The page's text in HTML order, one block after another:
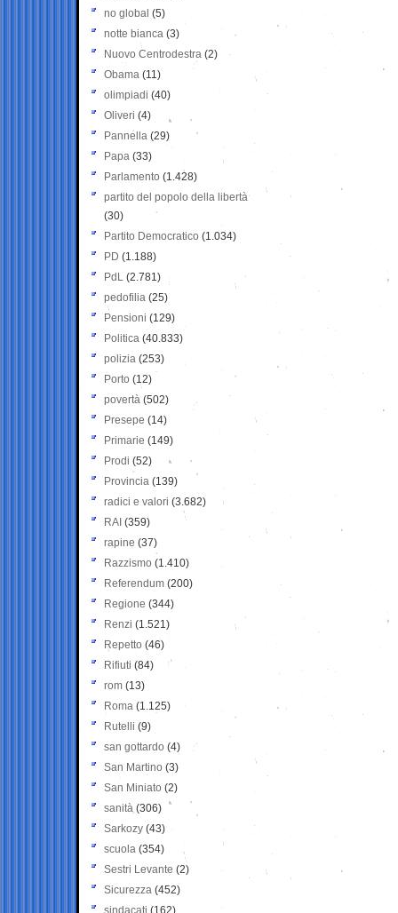
no global (5)
notte bianca (3)
Nuovo Centrodestra (2)
Obama (11)
olimpiadi (40)
Oliveri (4)
Pannella (29)
Papa (33)
Parlamento (1.428)
partito del popolo della libertà
(30)
Partito Democratico (1.034)
PD (1.188)
PdL (2.781)
pedofilia (25)
Pensioni (129)
Politica (40.833)
polizia (253)
Porto (12)
povertà (502)
Presepe (14)
Primarie (149)
Prodi (52)
Provincia (139)
radici e valori (3.682)
RAI (359)
rapine (37)
Razzismo (1.410)
Referendum (200)
Regione (344)
Renzi (1.521)
Repetto (46)
Rifiuti (84)
rom (13)
Roma (1.125)
Rutelli (9)
san gottardo (4)
San Martino (3)
San Miniato (2)
sanità (306)
Sarkozy (43)
scuola (354)
Sestri Levante (2)
Sicurezza (452)
sindacati (162)